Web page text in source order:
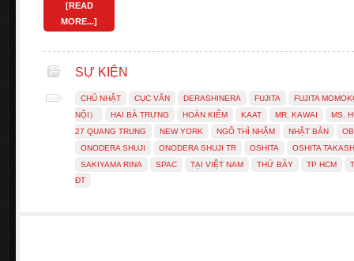
[READ
MORE...]
SỰ KIỆN
CHỦ NHẬT CỤC VĂN DERASHINERA FUJITA
FUJITA
NỘI）
HAI BÀ TRƯNG HOÀN KIẾM KAAT MR. KAWAI
MS.
27 QUANG TRUNG
NEW YORK NGÔ THÌ NHẬM NHẬT BẢN
ONODERA SHUJI
ONODERA SHUJI TR OSHITA
OSHITA
SAKIYAMA RINA
SPAC TẠI VIỆT NAM THỨ BẢY TP HCM
ĐT